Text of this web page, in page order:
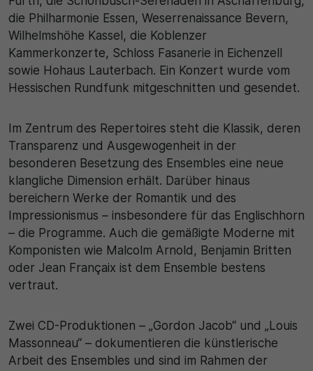
die Philharmonie Essen, Weserrenaissance Bevern,
Wilhelmshöhe Kassel, die Koblenzer
Kammerkonzerte, Schloss Fasanerie in Eichenzell
sowie Hohaus Lauterbach. Ein Konzert wurde vom
Hessischen Rundfunk mitgeschnitten und gesendet.
Im Zentrum des Repertoires steht die Klassik, deren
Transparenz und Ausgewogenheit in der
besonderen Besetzung des Ensembles eine neue
klangliche Dimension erhält. Darüber hinaus
bereichern Werke der Romantik und des
Impressionismus – insbesondere für das Englischhorn
– die Programme. Auch die gemäßigte Moderne mit
Komponisten wie Malcolm Arnold, Benjamin Britten
oder Jean Françaix ist dem Ensemble bestens
vertraut.
Zwei CD-Produktionen – „Gordon Jacob“ und „Louis
Massonneau“ – dokumentieren die künstlerische
Arbeit des Ensembles und sind im Rahmen der